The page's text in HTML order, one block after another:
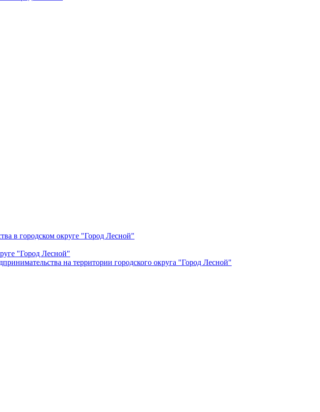
в городском округе "Город Лесной"
"Город Лесной"
на территории городского округа "Город Лесной"